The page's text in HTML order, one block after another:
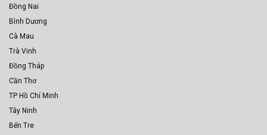
Đồng Nai
Bình Dương
Cà Mau
Trà Vinh
Đồng Tháp
Cần Thơ
TP Hồ Chí Minh
Tây Ninh
Bến Tre